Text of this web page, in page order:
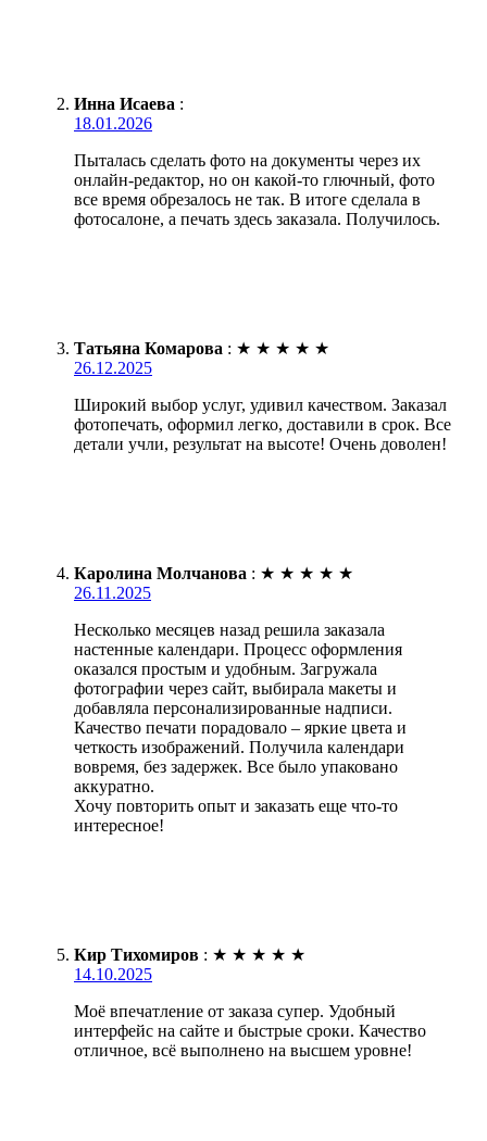
Инна Исаева :
18.01.2026
Пыталась сделать фото на документы через их
онлайн-редактор, но он какой-то глючный, фото
все время обрезалось не так. В итоге сделала в
фотосалоне, а печать здесь заказала. Получилось.
Татьяна Комарова : ★ ★ ★ ★ ★
26.12.2025
Широкий выбор услуг, удивил качеством. Заказал
фотопечать, оформил легко, доставили в срок. Все
детали учли, результат на высоте! Очень доволен!
Каролина Молчанова : ★ ★ ★ ★ ★
26.11.2025
Несколько месяцев назад решила заказала
настенные календари. Процесс оформления
оказался простым и удобным. Загружала
фотографии через сайт, выбирала макеты и
добавляла персонализированные надписи.
Качество печати порадовало – яркие цвета и
четкость изображений. Получила календари
вовремя, без задержек. Все было упаковано
аккуратно.
Хочу повторить опыт и заказать еще что-то
интересное!
Кир Тихомиров : ★ ★ ★ ★ ★
14.10.2025
Моё впечатление от заказа супер. Удобный
интерфейс на сайте и быстрые сроки. Качество
отличное, всё выполнено на высшем уровне!